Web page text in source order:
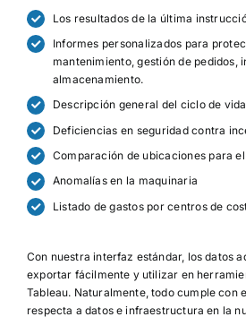
Los resultados de la última
Informes personalizados para
mantenimiento, gestión de pedidos,
almacenamiento.
Descripción general del ciclo de
Deficiencias en seguridad contra
Comparación de ubicaciones para
Anomalías en la maquinaria
Listado de gastos por centros de
Con nuestra interfaz estándar, los datos
exportar fácilmente y utilizar en
Tableau. Naturalmente, todo cumple con
respecta a datos e infraestructura en la